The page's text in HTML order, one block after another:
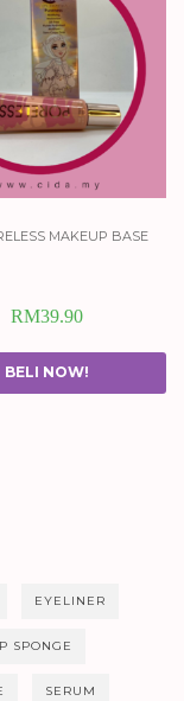
makeup base
RM39.90
BELI NOW!
EYELINER
SPONGE
SERUM